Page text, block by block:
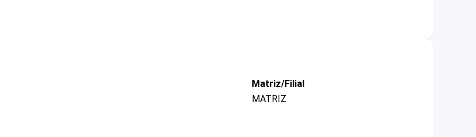
Matriz/Filial
MATRIZ